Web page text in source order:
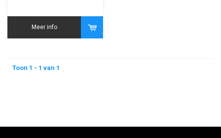
Meer info
Toon 1 - 1 van 1